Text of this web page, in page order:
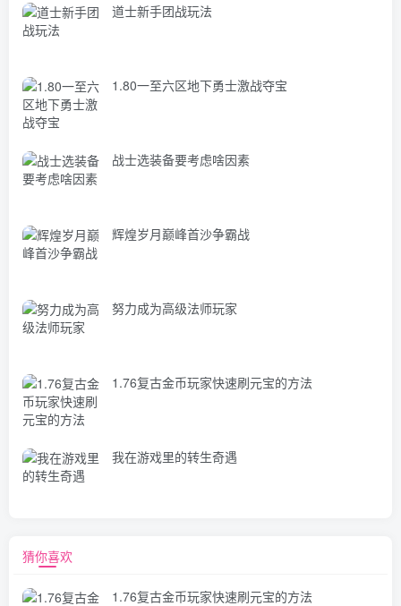
道士新手团战玩法
1.80一至六区地下勇士激战夺宝
战士选装备要考虑啥因素
辉煌岁月巅峰首沙争霸战
努力成为高级法师玩家
1.76复古金币玩家快速刷元宝的方法
我在游戏里的转生奇遇
猜你喜欢
1.76复古金币玩家快速刷元宝的方法